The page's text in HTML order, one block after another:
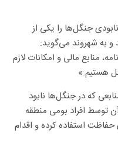
جنگل‌ها را یکی از
به شهروند می‌گوید:
منابع مالی و امکانات لازم
هستیم.»
که در جنگل‌ها نابود
افراد بومی منطقه
استفاده کرده و اقدام